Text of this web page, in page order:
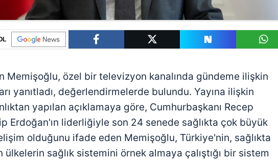
Memişoğlu, özel bir televizyon kanalında gündeme ilişkin
yanıtladı, değerlendirmelerde bulundu. Yayına ilişkin
yapılan açıklamaya göre, Cumhurbaşkanı Recep
Erdoğan'ın liderliğiyle son 24 senede sağlıkta çok büyük
olduğunu ifade eden Memişoğlu, Türkiye'nin, sağlıkta
ülkelerin sağlık sistemini örnek almaya çalıştığı bir sistem